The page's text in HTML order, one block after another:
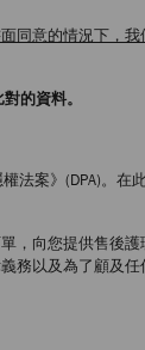
同意的情況下，
的資料。
法案》(DPA)。在
，向您提供售後
務以及為了顧及